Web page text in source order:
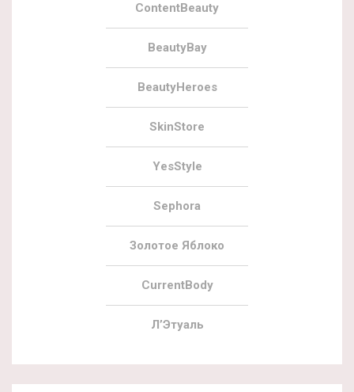
ContentBeauty
BeautyBay
BeautyHeroes
SkinStore
YesStyle
Sephora
Золотое Яблоко
CurrentBody
Л’Этуаль